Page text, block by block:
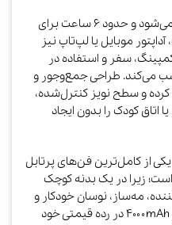
شارژ از طریق درگاه Type‑C انجام می‌شود و حدود ۶ ساعت برای
آداپتور موبایل یا لپ‌تاپ نیز
سفر و استفاده در
می‌کند. طراحی جمع‌وجور و
و سطح نویز کنترل‌شده،
اتاق کودک را بدون ایجاد
از کامل‌ترین فن‌های پرتابل
زیرا در یک بدنه کوچک
مه‌ساز، نوسان خودکار و
نور شب را ترکیب می‌کند و با باتری ۴۰۰۰mAh در رده قیمتی خود